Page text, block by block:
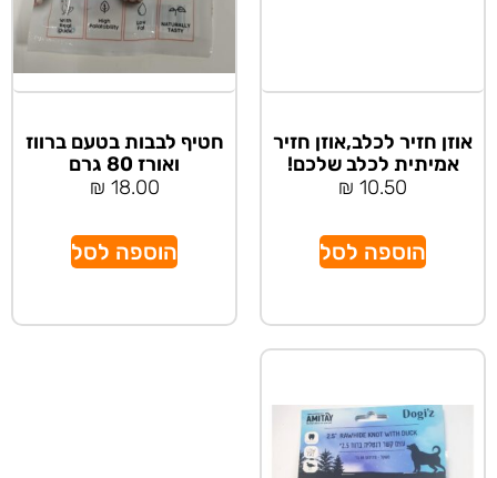
אוזן חזיר לכלב,אוזן חזיר
אמיתית לכלב שלכם!
10.50
₪
הוספה לסל
חטיף לבבות בטעם ברווז
ואורז 80 גרם
18.00
₪
הוספה לסל